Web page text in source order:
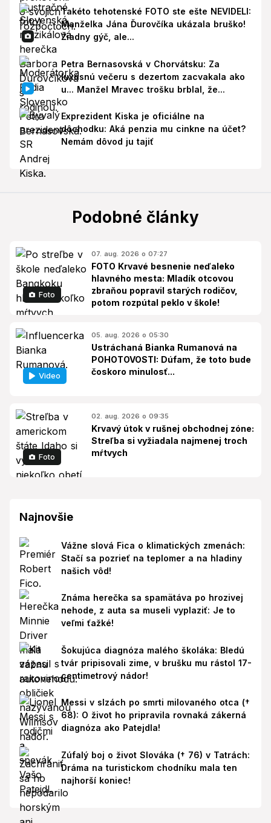
Takéto tehotenské FOTO ste ešte NEVIDELI:
Manželka Jána Ďurovčíka ukázala bruško!
Žiadny gýč, ale...
Petra Bernasovská v Chorvátsku: Za
luxusnú večeru s dezertom zacvakala ako
u... Manžel Mravec trošku brblal, že...
Exprezident Kiska je oficiálne na
dôchodku: Aká penzia mu cinkne na účet?
Nemám dôvod ju tajiť
Podobné články
Foto
07. aug. 2026 o 07:27
FOTO Krvavé besnenie neďaleko
hlavného mesta: Mladík otcovou
zbraňou popravil starých rodičov,
potom rozpútal peklo v škole!
Video
05. aug. 2026 o 05:30
Ustráchaná Bianka Rumanová na
POHOTOVOSTI: Dúfam, že toto bude
čoskoro minulosť...
Foto
02. aug. 2026 o 09:35
Krvavý útok v rušnej obchodnej zóne:
Streľba si vyžiadala najmenej troch
mŕtvych
Najnovšie
Vážne slová Fica o klimatických zmenách:
Stačí sa pozrieť na teplomer a na hladiny
našich vôd!
Známa herečka sa spamätáva po hrozivej
nehode, z auta sa museli vyplaziť: Je to
veľmi ťažké!
Šokujúca diagnóza malého školáka: Bledú
tvár pripisovali zime, v brušku mu rástol 17-
centimetrový nádor!
Messi v slzách po smrti milovaného otca (†
68): O život ho pripravila rovnaká zákerná
diagnóza ako Patejdla!
Zúfalý boj o život Slováka († 76) v Tatrách:
Dráma na turistickom chodníku mala ten
najhorší koniec!